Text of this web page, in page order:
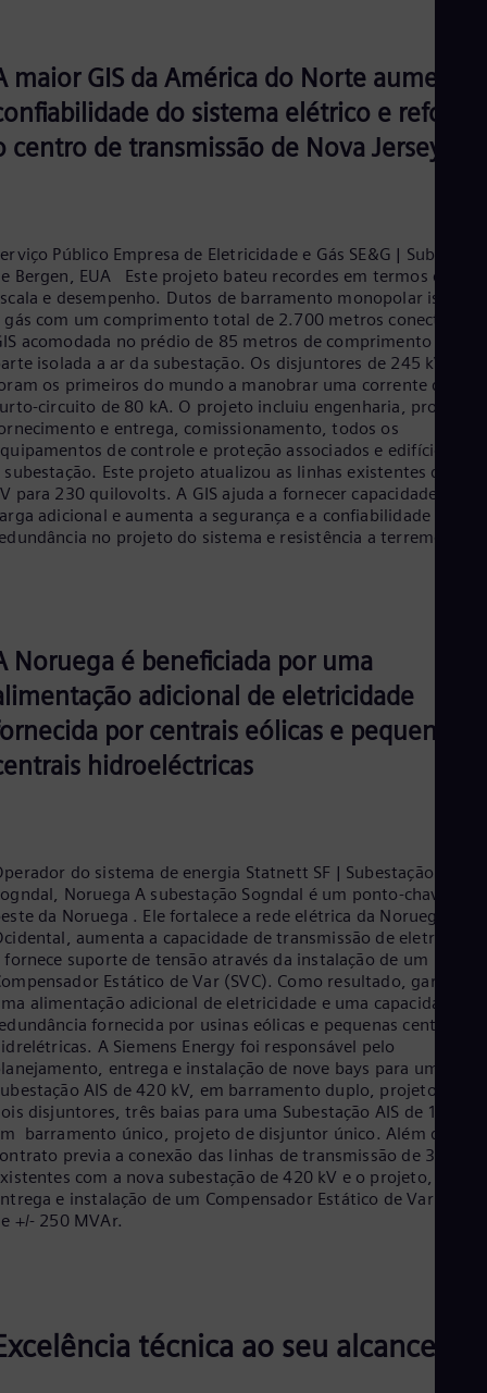
maior GIS da América do Norte aumenta
do sistema elétrico e reforça
centro de transmissão de Nova Jersey
Público Empresa de Eletricidade e Gás SE&G |
Bergen, EUA Este projeto bateu recordes em termos de
e desempenho. Dutos de barramento monopolar
gás com um comprimento total de 2.700 metros conectam a
acomodada no prédio de 85 metros de comprimento com a
isolada a ar da subestação. Os disjuntores de 245 kV
os primeiros do mundo a manobrar uma corrente de
circuito de 80 kA. O projeto incluiu engenharia, projeto,
e entrega, comissionamento, todos os
de controle e proteção associados e edifícios
subestação. Este projeto atualizou as linhas existentes de 138
para 230 quilovolts. A GIS ajuda a fornecer capacidade de
adicional e aumenta a segurança e a confiabilidade por
no projeto do sistema e resistência a terremotos.
Noruega é beneficiada por uma
adicional de eletricidade
por centrais eólicas e pequenas
hidroeléctricas
do sistema de energia Statnett SF | Subestação
Noruega A subestação Sogndal é um ponto-chave no
da Noruega . Ele fortalece a rede elétrica da Noruega
aumenta a capacidade de transmissão de
fornece suporte de tensão através da instalação de um
Estático de Var (SVC). Como resultado, garante
alimentação adicional de eletricidade e uma capacidade de
fornecida por usinas eólicas e pequenas centrais
A Siemens Energy foi responsável pelo
entrega e instalação de nove bays para uma
AIS de 420 kV, em barramento duplo, projeto de
disjuntores, três baias para uma Subestação AIS de 145 kV,
barramento único, projeto de disjuntor único. Além disso,
previa a conexão das linhas de transmissão de 300 kV
com a nova subestação de 420 kV e o projeto,
e instalação de um Compensador Estático de Var (SVC)
+/- 250 MVAr.
técnica ao seu alcance